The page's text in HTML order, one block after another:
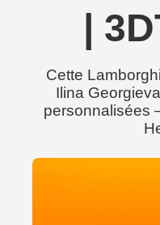
|
Cette
Ilina
personnalisées